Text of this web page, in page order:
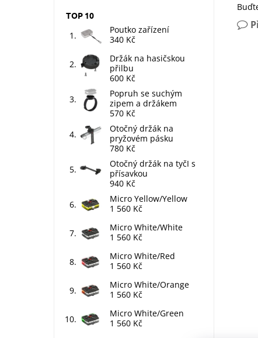
TOP 10
Poutko zařízení
340 Kč
Držák na hasičskou
přilbu
600 Kč
Popruh se suchým
zipem a držákem
570 Kč
Otočný držák na
pryžovém pásku
780 Kč
Otočný držák na tyčI s
přísavkou
940 Kč
Micro Yellow/Yellow
1 560 Kč
Micro White/White
1 560 Kč
Micro White/Red
1 560 Kč
Micro White/Orange
1 560 Kč
Micro White/Green
1 560 Kč